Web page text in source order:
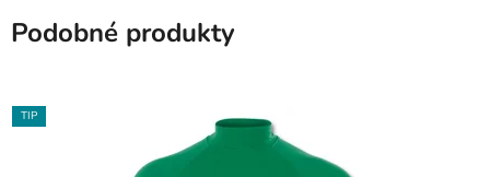
Podobné produkty
TIP